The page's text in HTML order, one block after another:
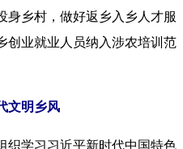
身乡村，做好返乡入乡人才服
创业就业人员纳入涉农培训范
文明乡风
织学习习近平新时代中国特色